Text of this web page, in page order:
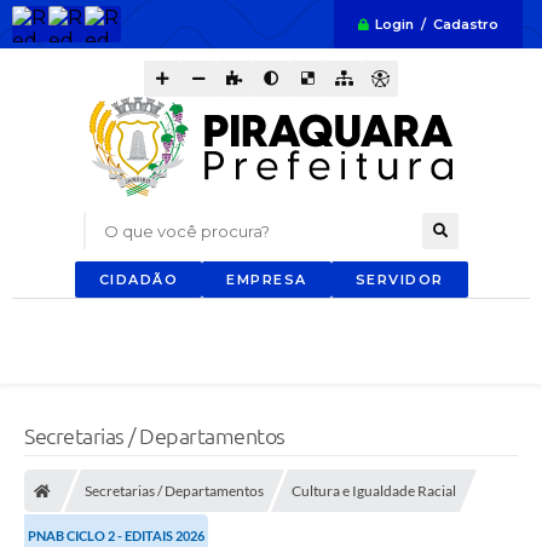
Login / Cadastro
O que você procura?
CIDADÃO EMPRESA SERVIDOR
Secretarias / Departamentos
Secretarias / Departamentos Cultura e Igualdade Racial
PNAB CICLO 2 - EDITAIS 2026